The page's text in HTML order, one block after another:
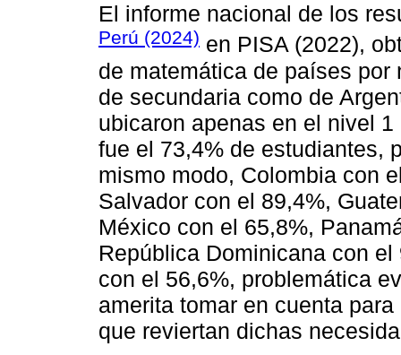
El informe nacional de los
Perú (2024) en PISA (2022),
de matemática de países
de secundaria como de
ubicaron apenas en el nivel
fue el 73,4% de estudiantes,
mismo modo, Colombia con
Salvador con el 89,4%,
México con el 65,8%,
República Dominicana con
con el 56,6%, problemática
amerita tomar en cuenta
que reviertan dichas